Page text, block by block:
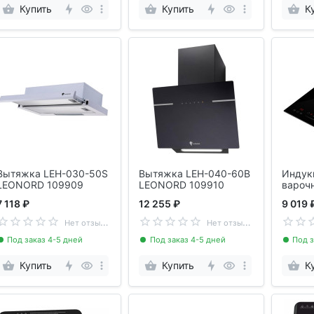
Купить Купить
LEH-030-50S
109909
118 ₽
Н
ет отзывов
Под заказ 4-5 дней
Купить
Вытяжка LEH-040-60B
LEONORD 109910
12 255 ₽
Н
ет отзывов
Под заказ 4-5 дней
Купить
9 019
Под